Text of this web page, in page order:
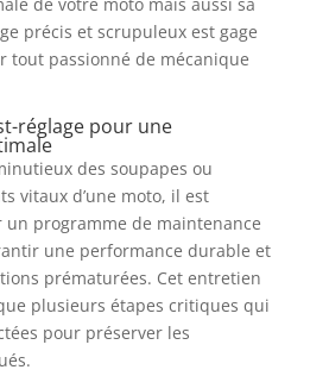
précis et scrupuleux est gage
passionné de mécanique
réglage pour une
des soupapes ou
vitaux d’une moto, il est
un programme de maintenance
une performance durable et
prématurées. Cet entretien
plusieurs étapes critiques qui
pour préserver les